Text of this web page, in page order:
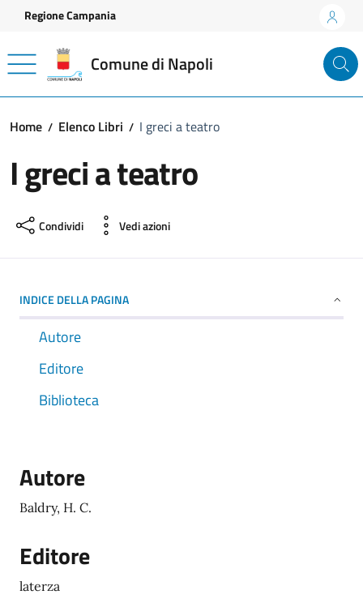
Vai ai contenuti
Vai al footer
Regione Campania
Comune di Napoli
Home Elenco Libri I greci a teatro
I greci a teatro
Condividi Vedi azioni
INDICE DELLA PAGINA
Autore
Editore
Biblioteca
Autore
Baldry, H. C.
Editore
laterza